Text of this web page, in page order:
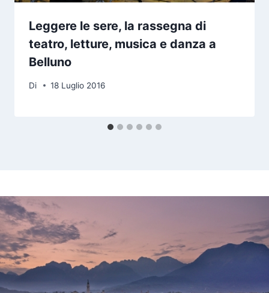
Leggere le sere, la rassegna di
teatro, letture, musica e danza a
Belluno
Di 18 Luglio 2016